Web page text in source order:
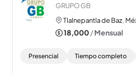
GRUPO GB
Tlalnepantla de Baz,
18,000/Mensual
Presencial Tiempo completo